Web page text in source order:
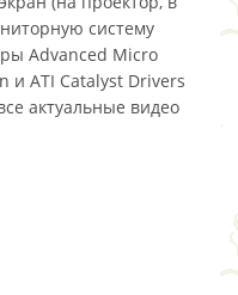
систему
Advanced Micro
и ATI Catalyst Drivers
актуальные видео